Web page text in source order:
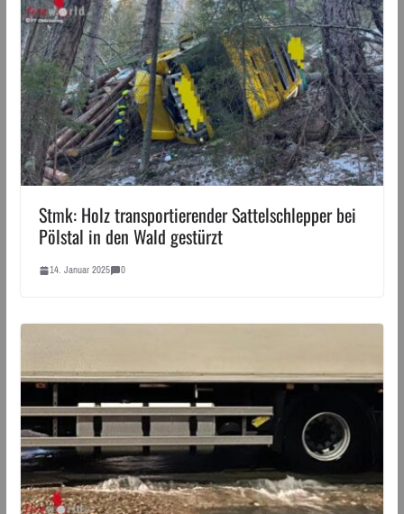
Stmk: Holz transportierender Sattelschlepper bei
Pölstal in den Wald gestürzt
14. Januar 2025 0